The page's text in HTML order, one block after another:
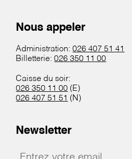
Nous appeler
Administration:026 407 51 41
Billetterie:026 350 11 00
Caisse du soir:
026 350 11 00 (E)
026 407 51 51 (N)
Newsletter